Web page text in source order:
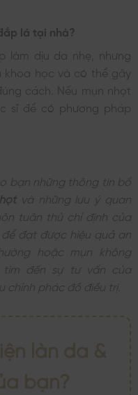
lá tại nhà?
làm dịu da nhẹ, nhưng
khoa học và có thể gây
cách. Nếu mụn nhọt
sĩ để có phương pháp
bạn những thông tin bổ
và những lưu ý quan
tuân thủ chỉ định của
đạt được hiệu quả an
hoặc mụn không
tìm đến sự tư vấn của
chỉnh phác đồ điều trị.